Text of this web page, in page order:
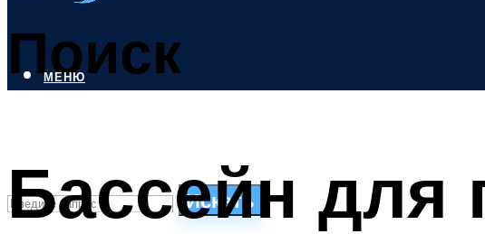
Поиск
Искать
МЕНЮ
Бассейн для